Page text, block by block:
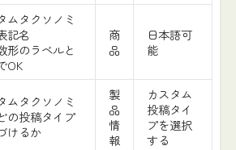
ムタクソノミ
記名
形のラベルと
OK
商
品
日本語可
能
ムタクソノミ
の投稿タイプ
けるか
製
品
情
報
カスタム
投稿タイ
プを選択
する